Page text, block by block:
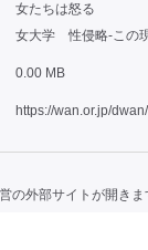
女たちは怒る
女大学 性侵略-この
0.00 MB
https://wan.or.jp/
の外部サイトが開きま